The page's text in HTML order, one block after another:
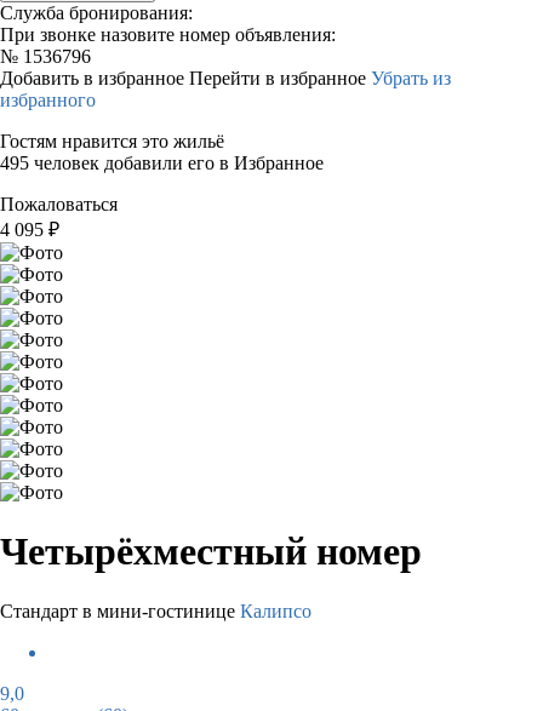
Служба бронирования:
При звонке назовите номер объявления:
№ 1536796
Добавить в избранное Перейти в избранное Убрать из
избранного
Гостям нравится это жильё
495 человек добавили его в Избранное
Пожаловаться
4 095 ₽
Четырёхместный номер
Стандарт в мини-гостинице Калипсо
9,0